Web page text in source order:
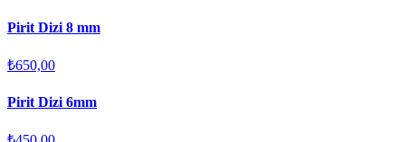
Pirit Dizi 8 mm
₺650,00
Pirit Dizi 6mm